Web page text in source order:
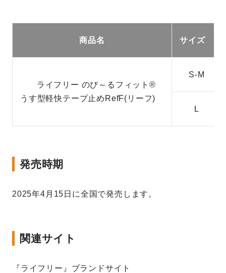
商品名 サイズ
ライフリー のび～るフィット®
うす型軽快テープ止めRefF(リーフ)
S-M
L
発売時期
2025年4月15日に全国で発売します。
関連サイト
『ライフリー』ブランドサイト